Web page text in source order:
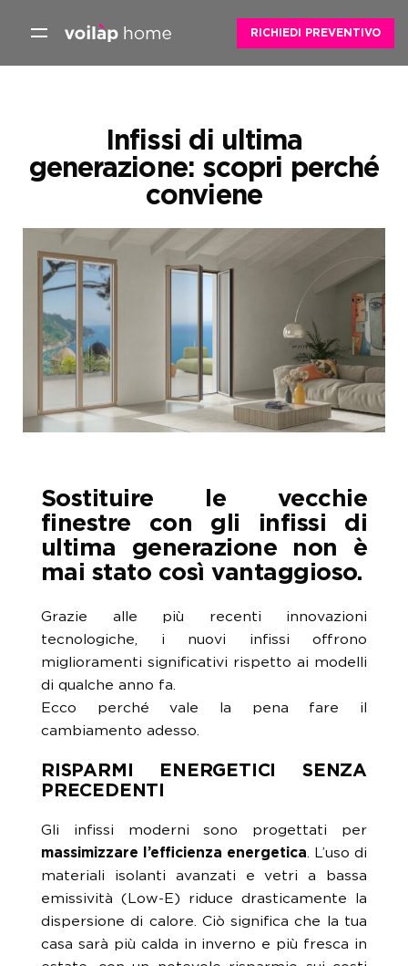
RICHIEDI PREVENTIVO
Infissi di ultima
generazione: scopri perché
conviene
Sostituire le vecchie
finestre con gli infissi di
ultima generazione non è
mai stato così vantaggioso.
Grazie alle più recenti innovazioni
tecnologiche, i nuovi infissi offrono
miglioramenti significativi rispetto ai modelli
di qualche anno fa.
Ecco perché vale la pena fare il
cambiamento adesso.
RISPARMI ENERGETICI SENZA
PRECEDENTI
Gli infissi moderni sono progettati per
massimizzare l’efficienza energetica . L’uso di
materiali isolanti avanzati e vetri a bassa
emissività (Low-E) riduce drasticamente la
dispersione di calore. Ciò significa che la tua
casa sarà più calda in inverno e più fresca in